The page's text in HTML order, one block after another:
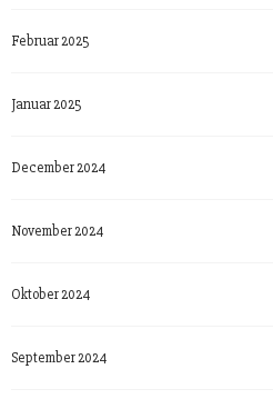
Februar 2025
Januar 2025
December 2024
November 2024
Oktober 2024
September 2024